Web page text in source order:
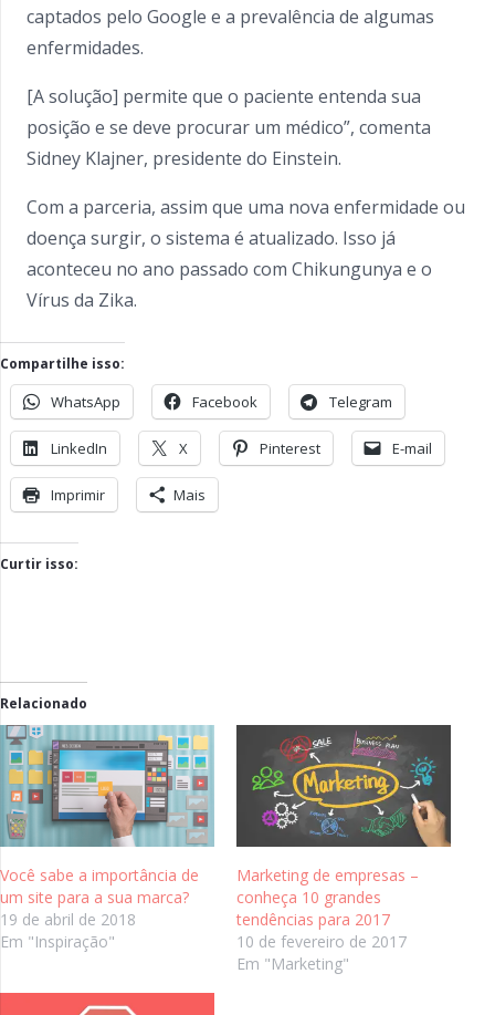
captados pelo Google e a prevalência de algumas
enfermidades.
[A solução] permite que o paciente entenda sua
posição e se deve procurar um médico”, comenta
Sidney Klajner, presidente do Einstein.
Com a parceria, assim que uma nova enfermidade ou
doença surgir, o sistema é atualizado. Isso já
aconteceu no ano passado com Chikungunya e o
Vírus da Zika.
Compartilhe isso:
WhatsApp Facebook Telegram
LinkedIn X Pinterest E-mail
Imprimir Mais
Curtir isso:
Relacionado
Você sabe a importância de
um site para a sua marca?
19 de abril de 2018
Em "Inspiração"
Marketing de empresas –
conheça 10 grandes
tendências para 2017
10 de fevereiro de 2017
Em "Marketing"